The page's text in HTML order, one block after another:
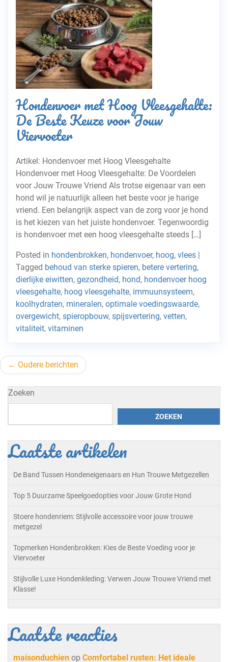
Hondenvoer met Hoog Vleesgehalte:
De Beste Keuze voor Jouw
Viervoeter
Artikel: Hondenvoer met Hoog Vleesgehalte
Hondenvoer met Hoog Vleesgehalte: De Voordelen
voor Jouw Trouwe Vriend Als trotse eigenaar van een
hond wil je natuurlijk alleen het beste voor je harige
vriend. Een belangrijk aspect van de zorg voor je hond
is het kiezen van het juiste hondenvoer. Tegenwoordig
is hondenvoer met een hoog vleesgehalte steeds […]
Posted in hondenbrokken, hondenvoer, hoog, vlees |
Tagged behoud van sterke spieren, betere vertering,
dierlijke eiwitten, gezondheid, hond, hondenvoer hoog
vleesgehalte, hoog vleesgehalte, immuunsysteem,
koolhydraten, mineralen, optimale voedingswaarde,
overgewicht, spieropbouw, spijsvertering, vetten,
vitaliteit, vitaminen
Berichtnavigatie
Oudere berichten
Zoeken
ZOEKEN
Laatste artikelen
De Band Tussen Hondeneigenaars en Hun Trouwe Metgezellen
Top 5 Duurzame Speelgoedopties voor Jouw Grote Hond
Stoere hondenriem: Stijlvolle accessoire voor jouw trouwe
metgezel
Topmerken Hondenbrokken: Kies de Beste Voeding voor je
Viervoeter
Stijlvolle Luxe Hondenkleding: Verwen Jouw Trouwe Vriend met
Klasse!
Laatste reacties
maisonduchien op Comfortabel rusten: Het ideale